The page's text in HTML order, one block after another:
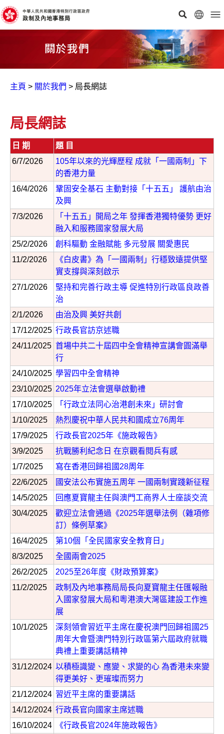
主頁 > 關於我們 > 局長網誌
局長網誌
日 期
題 目
6/7/2026
105年以來的光輝歷程 成就「一國兩制」下
的香港力量
16/4/2026
鞏固安全基石 主動對接「十五五」 護航由治
及興
7/3/2026
「十五五」開局之年 發揮香港獨特優勢 更好
融入和服務國家發展大局
25/2/2026
創科驅動 金融賦能 多元發展 關愛惠民
11/2/2026
《白皮書》為「一國兩制」行穩致遠提供堅
實支撐與深刻啟示
27/1/2026
堅持和完善行政主導 促進特別行政區良政善
治
2/1/2026
由治及興 美好共創
17/12/2025 行政長官訪京述職
24/11/2025 首場中共二十屆四中全會精神宣講會圓滿舉
行
24/10/2025 學習四中全會精神
23/10/2025 2025年立法會選舉啟動禮
17/10/2025
「行政立法同心治港創未來」研討會
1/10/2025
熱烈慶祝中華人民共和國成立76周年
17/9/2025
行政長官2025年《施政報告》
3/9/2025
抗戰勝利紀念日 在京觀看閱兵有感
1/7/2025
寫在香港回歸祖國28周年
22/6/2025
國安法公布實施五周年 一國兩制實踐新征程
14/5/2025
回應夏寶龍主任與澳門工商界人士座談交流
30/4/2025
歡迎立法會通過《2025年選舉法例（雜項修
訂）條例草案》
16/4/2025
第10個「全民國家安全教育日」
8/3/2025
全國兩會2025
26/2/2025
2025至26年度《財政預算案》
11/2/2025
政制及內地事務局局長向夏寶龍主任匯報融
入國家發展大局和粵港澳大灣區建設工作進
展
10/1/2025
深刻領會習近平主席在慶祝澳門回歸祖國25
周年大會暨澳門特別行政區第六屆政府就職
典禮上重要講話精神
31/12/2024 以積極識變、應變、求變的心 為香港未來變
得更美好、更璀璨而努力
21/12/2024 習近平主席的重要講話
14/12/2024 行政長官向國家主席述職
16/10/2024
《行政長官2024年施政報告》